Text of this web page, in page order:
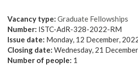
Vacancy type: Graduate Fellowships
Number: ISTC-AdR-328-2022-RM
Issue date: Monday, 12 December,
Closing date: Wednesday, 21
Number of people: 1